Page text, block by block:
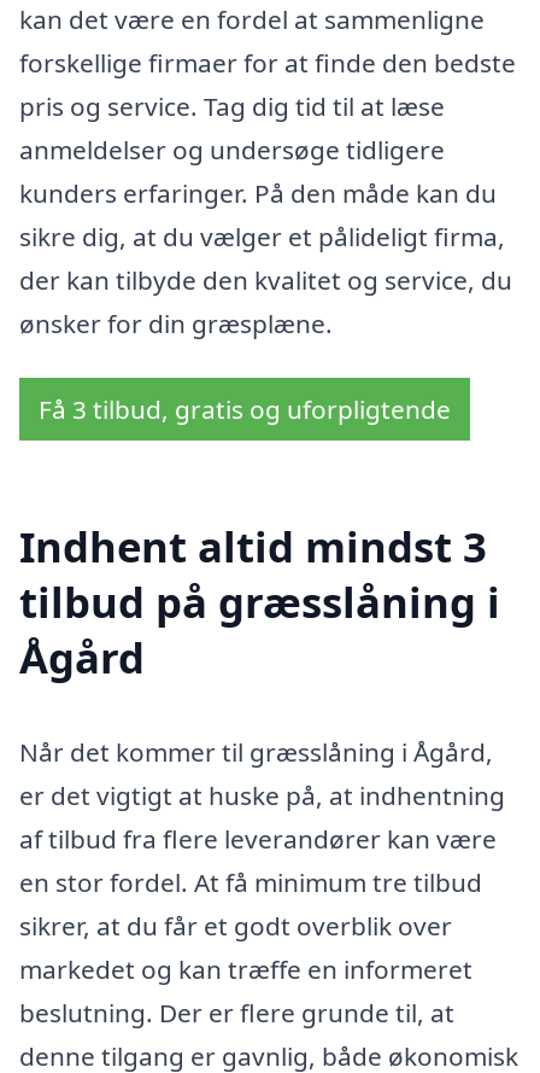
kan det være en fordel at sammenligne
forskellige firmaer for at finde den bedste
pris og service. Tag dig tid til at læse
anmeldelser og undersøge tidligere
kunders erfaringer. På den måde kan du
sikre dig, at du vælger et pålideligt firma,
der kan tilbyde den kvalitet og service, du
ønsker for din græsplæne.
Få 3 tilbud, gratis og uforpligtende
Indhent altid mindst 3
tilbud på græsslåning i
Ågård
Når det kommer til græsslåning i Ågård,
er det vigtigt at huske på, at indhentning
af tilbud fra flere leverandører kan være
en stor fordel. At få minimum tre tilbud
sikrer, at du får et godt overblik over
markedet og kan træffe en informeret
beslutning. Der er flere grunde til, at
denne tilgang er gavnlig, både økonomisk